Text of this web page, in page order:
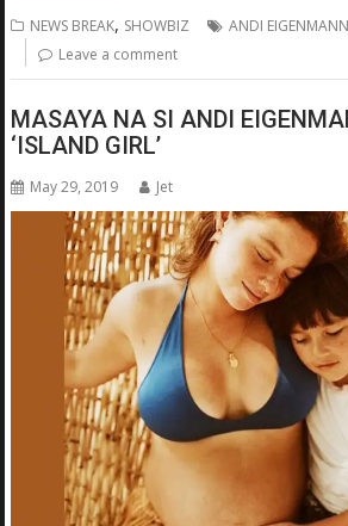
NEWS BREAK, SHOWBIZ ANDI EIGENMANN
Leave a comment
MASAYA NA SI ANDI
‘ISLAND GIRL’
May 29, 2019 Jet